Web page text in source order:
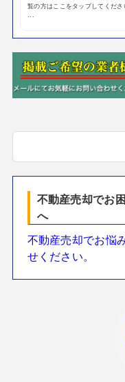
覧の方はここをタップしてくだ
...
不動産売却で
へ
不動産売却でお悩
せください。